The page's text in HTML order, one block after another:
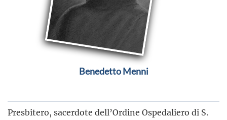
Benedetto Menni
Presbitero, sacerdote dell’Ordine Ospedaliero di S.